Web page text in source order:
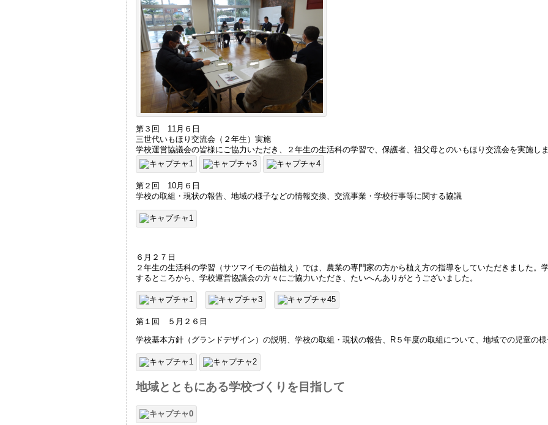
第３回 11月６日
三世代いもほり交流会（２年生）実施
学校運営協議会の皆様にご協力いただき、２年生の生活科の学習で、保護者、祖父母とのいもほり交流会を実施し
第２回 10月６日
学校の取組・現状の報告、地域の様子などの情報交換、交流事業・学校行事等に関する協議
６月２７日
２年生の生活科の学習（サツマイモの苗植え）では、農業の専門家の方から植え方の指導をしていただきました。
するところから、学校運営協議会の方々にご協力いただき、たいへんありがとうございました。
第１回 ５月２６日
学校基本方針（グランドデザイン）の説明、学校の取組・現状の報告、R５年度の取組について、地域での児童の
地域とともにある学校づくりを目指して